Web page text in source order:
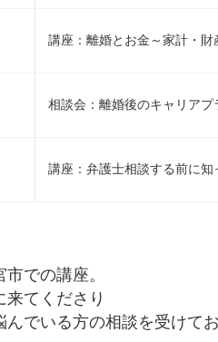
講座：離婚とお金～家計・
相談会：離婚後のキャリア
講座：弁護士相談する前に知
での講座。
てくださり
でいる方の相談を受けて